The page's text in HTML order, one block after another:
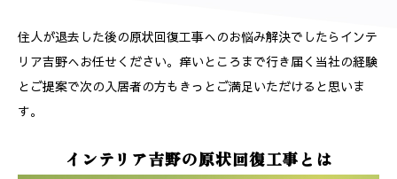
住人が退去した後の原状回復工事へのお悩み解決でしたらインテ
リア吉野へお任せください。痒いところまで行き届く当社の経験
とご提案で次の入居者の方もきっとご満足いただけると思いま
す。
インテリア吉野の原状回復工事とは